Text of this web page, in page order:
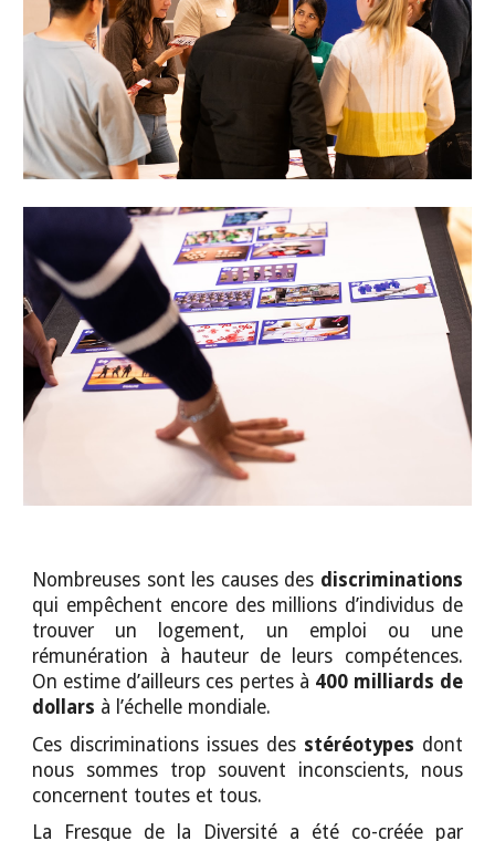
Nombreuses sont les causes des discriminations
qui empêchent encore des millions d’individus de
trouver un logement, un emploi ou une
rémunération à hauteur de leurs compétences.
On estime d’ailleurs ces pertes à 400 milliards de
dollars à l’échelle mondiale.
Ces discriminations issues des stéréotypes dont
nous sommes trop souvent inconscients, nous
concernent toutes et tous.
La Fresque de la Diversité a été co-créée par